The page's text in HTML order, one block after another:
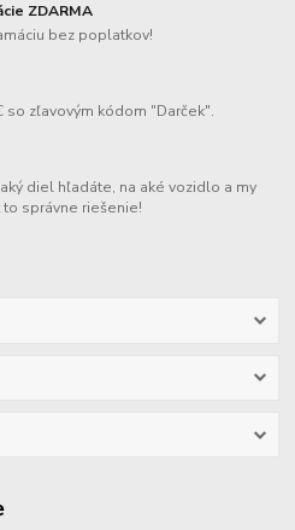
ZDARMA
bez poplatkov!
so zľavovým kódom "Darček".
diel hľadáte, na aké vozidlo a my
správne riešenie!